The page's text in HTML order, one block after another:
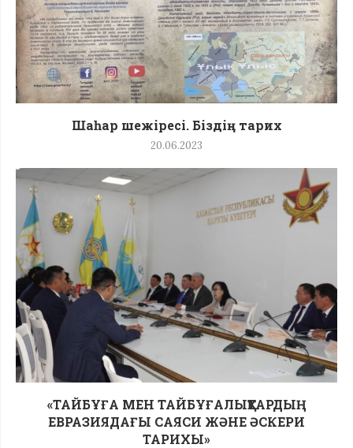
Шаһар шежіресі. Біздің тарих
20.06.2023
«ТАЙБҰҒА МЕН ТАЙБҰҒАЛЫҚТАРДЫҢ
ЕВРАЗИЯДАҒЫ САЯСИ ЖӘНЕ ӘСКЕРИ
ТАРИХЫ»